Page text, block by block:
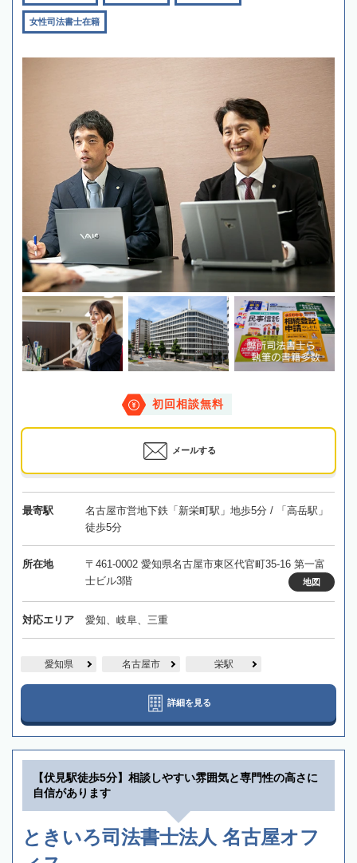
女性司法書士在籍
初回相談無料
メールする
最寄駅
名古屋市営地下鉄「新栄町駅」地歩5分 / 「高岳駅」
徒歩5分
所在地
〒461-0002 愛知県名古屋市東区代官町35-16 第一富
士ビル3階
地図
対応エリア 愛知、岐阜、三重
愛知県 名古屋市 栄駅
詳細を見る
【伏見駅徒歩5分】相談しやすい雰囲気と専門性の高さに
自信があります
ときいろ司法書士法人 名古屋オフ